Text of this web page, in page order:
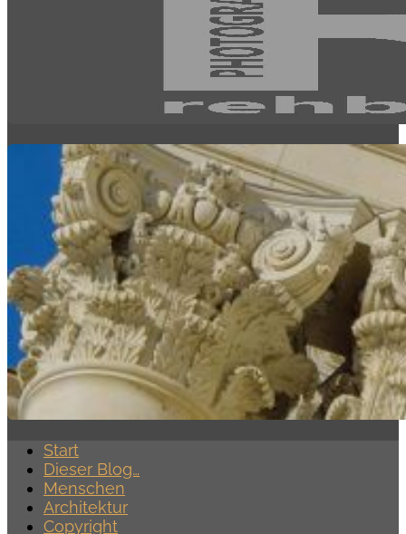
Start
Dieser Blog…
Menschen
Architektur
Copyright